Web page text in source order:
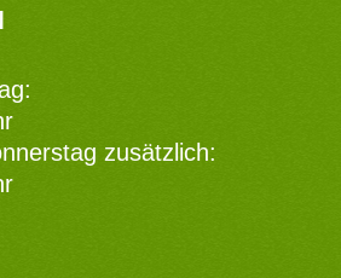
zusätzlich: